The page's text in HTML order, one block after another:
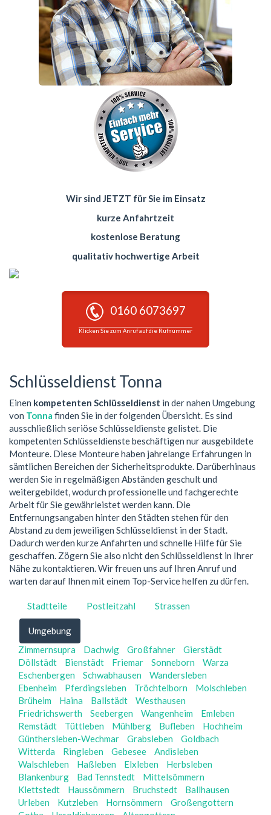
Wir sind JETZT für Sie im Einsatz
kurze Anfahrtzeit
kostenlose Beratung
qualitativ hochwertige Arbeit
0160 6073697
Klicken Sie zum Anruf auf die Rufnummer
Schlüsseldienst Tonna
Einen kompetenten Schlüsseldienst in der nahen Umgebung
von Tonna finden Sie in der folgenden Übersicht. Es sind
ausschließlich seriöse Schlüsseldienste gelistet. Die
kompetenten Schlüsseldienste beschäftigen nur ausgebildete
Monteure. Diese Monteure haben jahrelange Erfahrungen in
sämtlichen Bereichen der Sicherheitsprodukte. Darüberhinaus
werden Sie in regelmäßigen Abständen geschult und
weitergebildet, wodurch professionelle und fachgerechte
Arbeit für Sie gewährleistet werden kann. Die
Entfernungsangaben hinter den Städten stehen für den
Abstand zu dem jeweiligen Schlüsseldienst in der Stadt.
Dadurch werden kurze Anfahrten und schnelle Hilfe für Sie
geschaffen. Zögern Sie also nicht den Schlüsseldienst in Ihrer
Nähe zu kontaktieren. Wir freuen uns auf Ihren Anruf und
warten darauf Ihnen mit einem Top-Service helfen zu dürfen.
Stadtteile Postleitzahl Strassen
Umgebung
Zimmernsupra
Dachwig Großfahner
Gierstädt
Döllstädt
Bienstädt Friemar Sonneborn
Warza
Eschenbergen
Schwabhausen
Wandersleben
Ebenheim
Pferdingsleben Tröchtelborn
Molschleben
Brüheim
Haina Ballstädt
Westhausen
Friedrichswerth
Seebergen Wangenheim
Emleben
Remstädt
Tüttleben Mühlberg Bufleben
Hochheim
Günthersleben-Wechmar
Grabsleben
Goldbach
Witterda
Ringleben Gebesee
Andisleben
Walschleben
Haßleben Elxleben
Herbsleben
Blankenburg
Bad Tennstedt
Mittelsömmern
Klettstedt
Haussömmern Bruchstedt
Ballhausen
Urleben
Kutzleben Hornsömmern
Großengottern